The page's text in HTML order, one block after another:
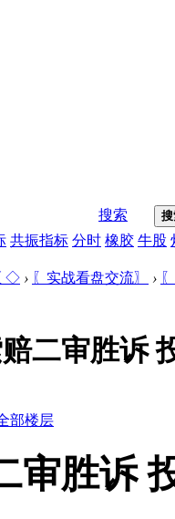
搜索
共振指标 分时 橡胶 牛股
◇ › 〖实战看盘交流〗 ›
二审胜诉
部楼层
审胜诉